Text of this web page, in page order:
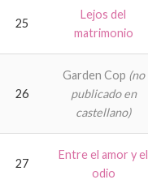
25
Lejos del
matrimonio
26
Garden Cop (no
publicado en
castellano)
27
Entre el amor y el
odio